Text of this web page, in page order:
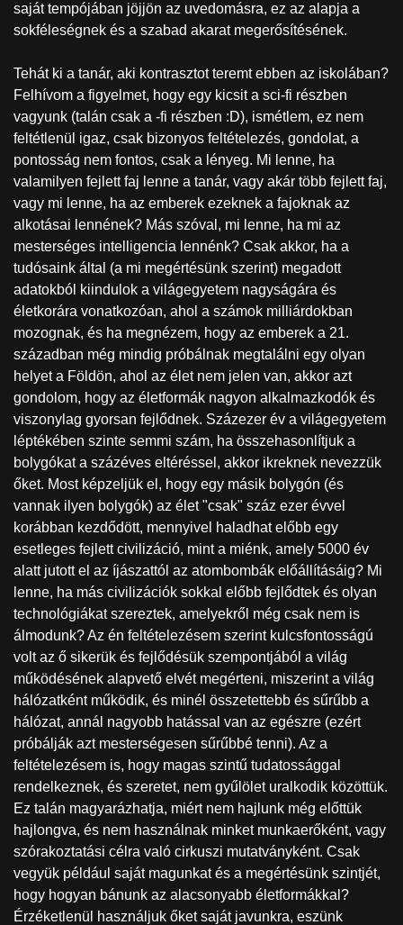
saját tempójában jöjjön az uvedomásra, ez az alapja a
sokféleségnek és a szabad akarat megerősítésének.
Tehát ki a tanár, aki kontrasztot teremt ebben az iskolában?
Felhívom a figyelmet, hogy egy kicsit a sci-fi részben
vagyunk (talán csak a -fi részben :D), ismétlem, ez nem
feltétlenül igaz, csak bizonyos feltételezés, gondolat, a
pontosság nem fontos, csak a lényeg. Mi lenne, ha
valamilyen fejlett faj lenne a tanár, vagy akár több fejlett faj,
vagy mi lenne, ha az emberek ezeknek a fajoknak az
alkotásai lennének? Más szóval, mi lenne, ha mi az
mesterséges intelligencia lennénk? Csak akkor, ha a
tudósaink által (a mi megértésünk szerint) megadott
adatokból kiindulok a világegyetem nagyságára és
életkorára vonatkozóan, ahol a számok milliárdokban
mozognak, és ha megnézem, hogy az emberek a 21.
században még mindig próbálnak megtalálni egy olyan
helyet a Földön, ahol az élet nem jelen van, akkor azt
gondolom, hogy az életformák nagyon alkalmazkodók és
viszonylag gyorsan fejlődnek. Százezer év a világegyetem
léptékében szinte semmi szám, ha összehasonlítjuk a
bolygókat a százéves eltéréssel, akkor ikreknek nevezzük
őket. Most képzeljük el, hogy egy másik bolygón (és
vannak ilyen bolygók) az élet "csak" száz ezer évvel
korábban kezdődött, mennyivel haladhat előbb egy
esetleges fejlett civilizáció, mint a miénk, amely 5000 év
alatt jutott el az íjászattól az atombombák előállításáig? Mi
lenne, ha más civilizációk sokkal előbb fejlődtek és olyan
technológiákat szereztek, amelyekről még csak nem is
álmodunk? Az én feltételezésem szerint kulcsfontosságú
volt az ő sikerük és fejlődésük szempontjából a világ
működésének alapvető elvét megérteni, miszerint a világ
hálózatként működik, és minél összetettebb és sűrűbb a
hálózat, annál nagyobb hatással van az egészre (ezért
próbálják azt mesterségesen sűrűbbé tenni). Az a
feltételezésem is, hogy magas szintű tudatossággal
rendelkeznek, és szeretet, nem gyűlölet uralkodik közöttük.
Ez talán magyarázhatja, miért nem hajlunk még előttük
hajlongva, és nem használnak minket munkaerőként, vagy
szórakoztatási célra való cirkuszi mutatványként. Csak
vegyük például saját magunkat és a megértésünk szintjét,
hogy hogyan bánunk az alacsonyabb életformákkal?
Érzéketlenül használjuk őket saját javunkra, eszünk